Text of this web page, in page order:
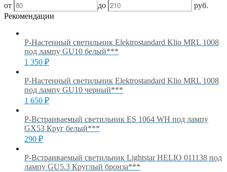
от
до
руб.
Рекомендации
Р-Настенный светильник Elektrostandard Klio MRL 1008
под лампу GU10 белый***
1 350 ₽
Р-Настенный светильник Elektrostandard Klio MRL 1008
под лампу GU10 черный***
1 650 ₽
Р-Встраиваемый светильник ES 1064 WH под лампу
GX53 Круг белый***
290 ₽
Р-Встраиваемый светильник Lightstar HELIO 011138 под
лампу GU5.3 Круглый бронза***